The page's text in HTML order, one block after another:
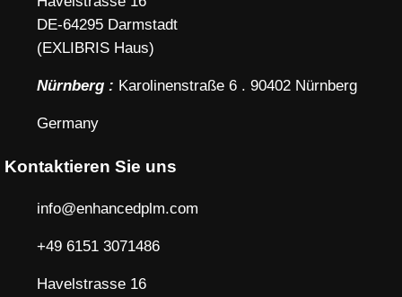
DE-64295 Darmstadt
(EXLIBRIS Haus)
Nürnberg : Karolinenstraße 6 . 90402 Nürnberg
Germany
Kontaktieren Sie uns
info@enhancedplm.com
+49 6151 3071486
Havelstrasse 16